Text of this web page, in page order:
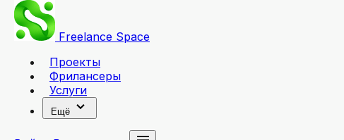
Freelance Space
Проекты
Фрилансеры
Услуги
Ещё expand_more